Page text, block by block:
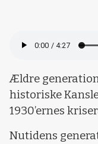
Ældre
historiske
1930’ernes
Nutidens